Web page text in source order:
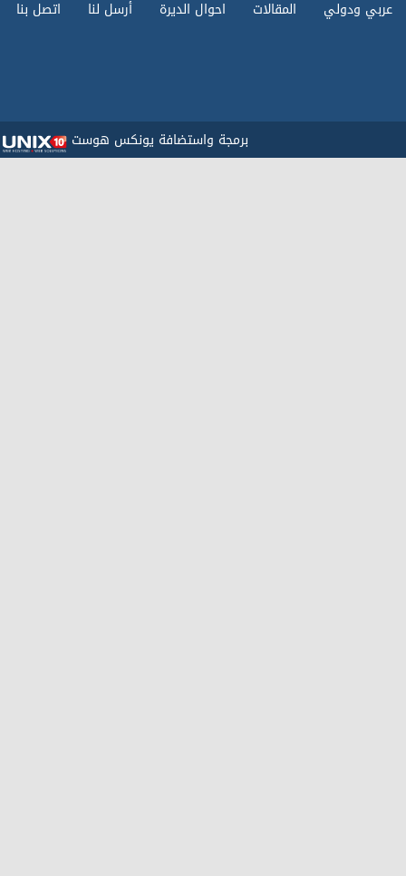
عربي ودولي المقالات احوال الديرة أرسل لنا اتصل بنا
برمجة واستضافة يونكس هوست